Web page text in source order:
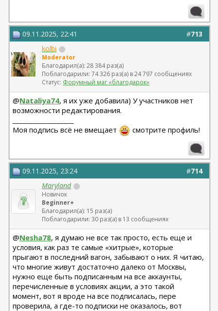
#713
09.11.2025, 22:41
kolbi
Moderator
Благодарил(а): 28 384 раз(а)
Поблагодарили: 74 326 раз(а) в 24 797 сообщениях
Статус: Форумный маг «благодарок»
@Nataliya74, я их уже добавила) У участников нет
возможности редактирования.
Моя подпись всё не вмещает
смотрите профиль!
#714
09.11.2025, 23:24
Maryland
Новичок
Beginner+
Благодарил(а): 15 раз(а)
Поблагодарили: 30 раз(а) в 13 сообщениях
@Nesha78, я думаю не все так просто, есть еще и
условия, как раз те самые «хитрые», которые
прыгают в последний вагон, забывают о них. Я читаю,
что многие живут достаточно далеко от Москвы,
нужно еще быть подписанным на все аккаунты,
перечисленные в условиях акции, а это такой
момент, вот я вроде на все подписалась, пере
проверила, а где-то подписки не оказалось, вот